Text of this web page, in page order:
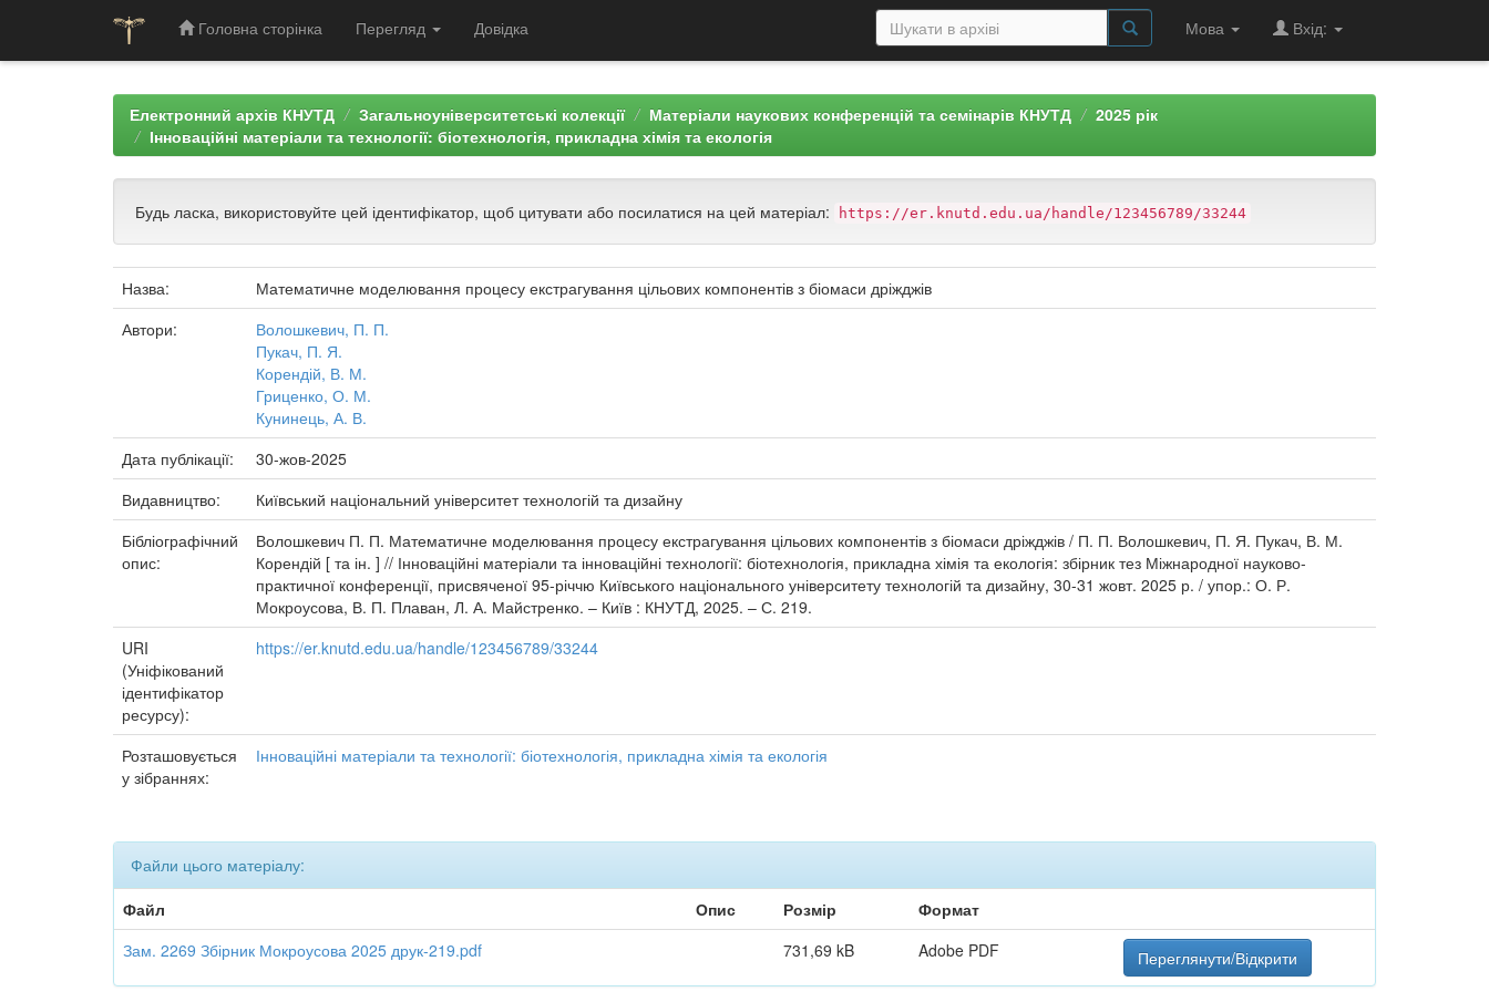
Головна сторінка Перегляд Довідка Мова Вхід:
Електронний архів КНУТД Загальноуніверситетські колекції Матеріали наукових конференцій та семінарів КНУТД
2025 рік
Інноваційні матеріали та технології: біотехнологія, прикладна хімія та екологія
Будь ласка, використовуйте цей ідентифікатор, щоб цитувати або посилатися на цей матеріал: https://er.knutd.edu.ua/handle/123456789/33244
Назва:
Математичне моделювання процесу екстрагування цільових компонентів з біомаси дріжджів
Автори:
Волошкевич, П. П.
Пукач, П. Я.
Корендій, В. М.
Гриценко, О. М.
Кунинець, А. В.
Дата публікації:
30-жов-2025
Видавництво:
Київський національний університет технологій та дизайну
Бібліографічний
опис:
Волошкевич П. П. Математичне моделювання процесу екстрагування цільових компонентів з біомаси дріжджів / П. П. Волошкевич, П. Я. Пукач, В. М.
Корендій [ та ін. ] // Інноваційні матеріали та інноваційні технології: біотехнологія, прикладна хімія та екологія: збірник тез Міжнародної науково-
практичної конференції, присвяченої 95-річчю Київського національного університету технологій та дизайну, 30-31 жовт. 2025 р. / упор.: О. Р.
Мокроусова, В. П. Плаван, Л. А. Майстренко. – Київ : КНУТД, 2025. – С. 219.
URI
(Уніфікований
ідентифікатор
ресурсу):
https://er.knutd.edu.ua/handle/123456789/33244
Розташовується
у зібраннях:
Інноваційні матеріали та технології: біотехнологія, прикладна хімія та екологія
Файли цього матеріалу:
Файл
Опис Розмір
Формат
Зам. 2269 Збірник Мокроусова 2025 друк-219.pdf
731,69 kB Adobe PDF Переглянути/Відкрити